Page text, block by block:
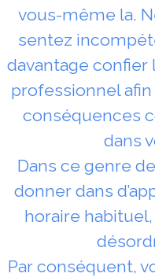
vous-même la.
sentez
davantage confier
professionnel
conséquences
dans
Dans ce genre
donner dans
horaire habituel,
Par conséquent,